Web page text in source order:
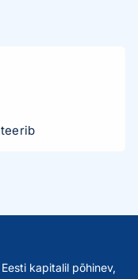
kapitalil põhinev,